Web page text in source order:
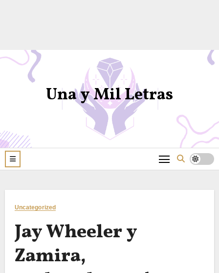
Una y Mil Letras
Uncategorized
Jay Wheeler y
Zamira,